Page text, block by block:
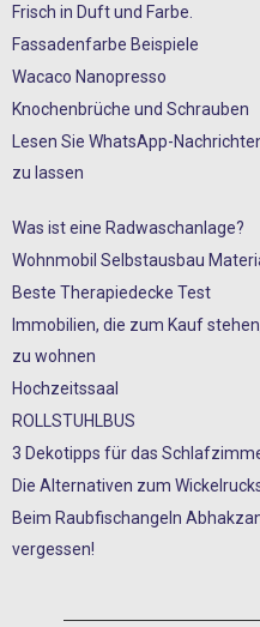
Frisch in Duft und Farbe.
Fassadenfarbe Beispiele
Wacaco Nanopresso
Knochenbrüche und Schrauben
Lesen Sie WhatsApp-
zu lassen
Was ist eine Radwaschanlage?
Wohnmobil Selbstausbau
Beste Therapiedecke Test
Immobilien, die zum Kauf
zu wohnen
Hochzeitssaal
ROLLSTUHLBUS
3 Dekotipps für das
Die Alternativen zum
Beim Raubfischangeln
vergessen!